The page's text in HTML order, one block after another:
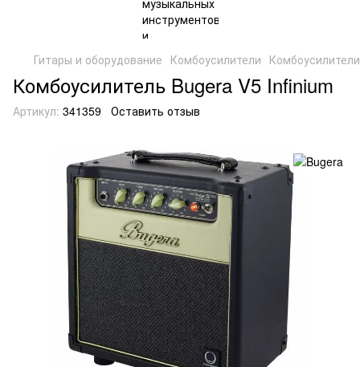
Гитары и оборудование Комбоусилители
Комбоусилитель Bugera V5 Infinium
Артикул: 341359 Оставить отзыв